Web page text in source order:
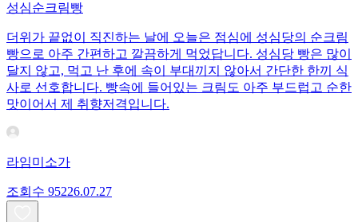
성심순크림빵
더위가 끝없이 직진하는 날에 오늘은 점심에 성심당의 순크림
빵으로 아주 간편하고 깔끔하게 먹었답니다. 성심당 빵은 많이
달지 않고, 먹고 난 후에 속이 부대끼지 않아서 간단한 한끼 식
사로 선호합니다. 빵속에 들어있는 크림도 아주 부드럽고 순한
맛이어서 제 취향저격입니다.
라임미소가
조회수 95226.07.27